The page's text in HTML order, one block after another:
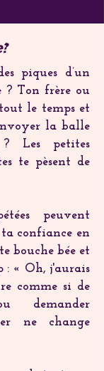
piques d’un
? Ton frère ou
le temps et
la balle
Les petites
te pèsent de
peuvent
confiance en
bouche bée et
: « Oh, j'aurais
comme si de
demander
ne change